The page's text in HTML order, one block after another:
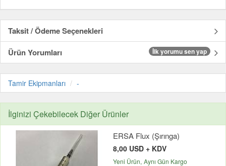
Taksit / Ödeme Seçenekleri
Ürün Yorumları
İlk yorumu sen yap
Tamir Ekipmanları -
İlginizi Çekebilecek Diğer Ürünler
ERSA Flux (Şırınga)
8,00 USD + KDV
Yeni Ürün Aynı Gün Kargo